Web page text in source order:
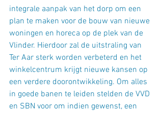
integrale aanpak van het dorp om een
plan te maken voor de bouw van nieuwe
woningen en horeca op de plek van de
Vlinder. Hierdoor zal de uitstraling van
Ter Aar sterk worden verbeterd en het
winkelcentrum krijgt nieuwe kansen op
een verdere doorontwikkeling. Om alles
in goede banen te leiden stelden de VVD
en SBN voor om indien gewenst, een